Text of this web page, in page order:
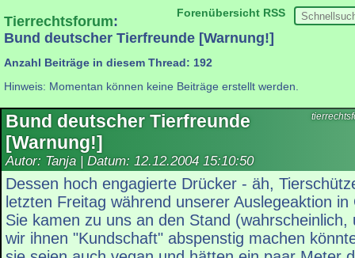
Forenübersicht RSS
Tierrechtsforum:
Bund deutscher Tierfreunde [Warnung!]
Anzahl Beiträge in diesem Thread: 192
Hinweis: Momentan können keine Beiträge erstellt werden.
Bund deutscher Tierfreunde
[Warnung!]
Autor: Tanja | Datum: 12.12.2004 15:10:50
Dessen hoch engagierte Drücker - äh,
letzten Freitag während unserer Auslegeaktion
Sie kamen zu uns an den Stand
wir ihnen "Kundschaft" abspenstig machen